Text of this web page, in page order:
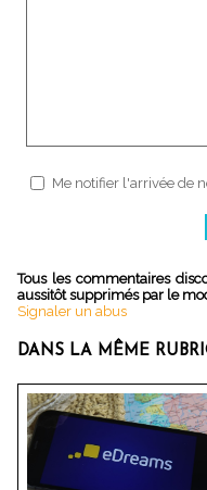
Me notifier l'arrivée de
Tous les commentaires
aussitôt supprimés par le
Signaler un abus
DANS LA MÊME